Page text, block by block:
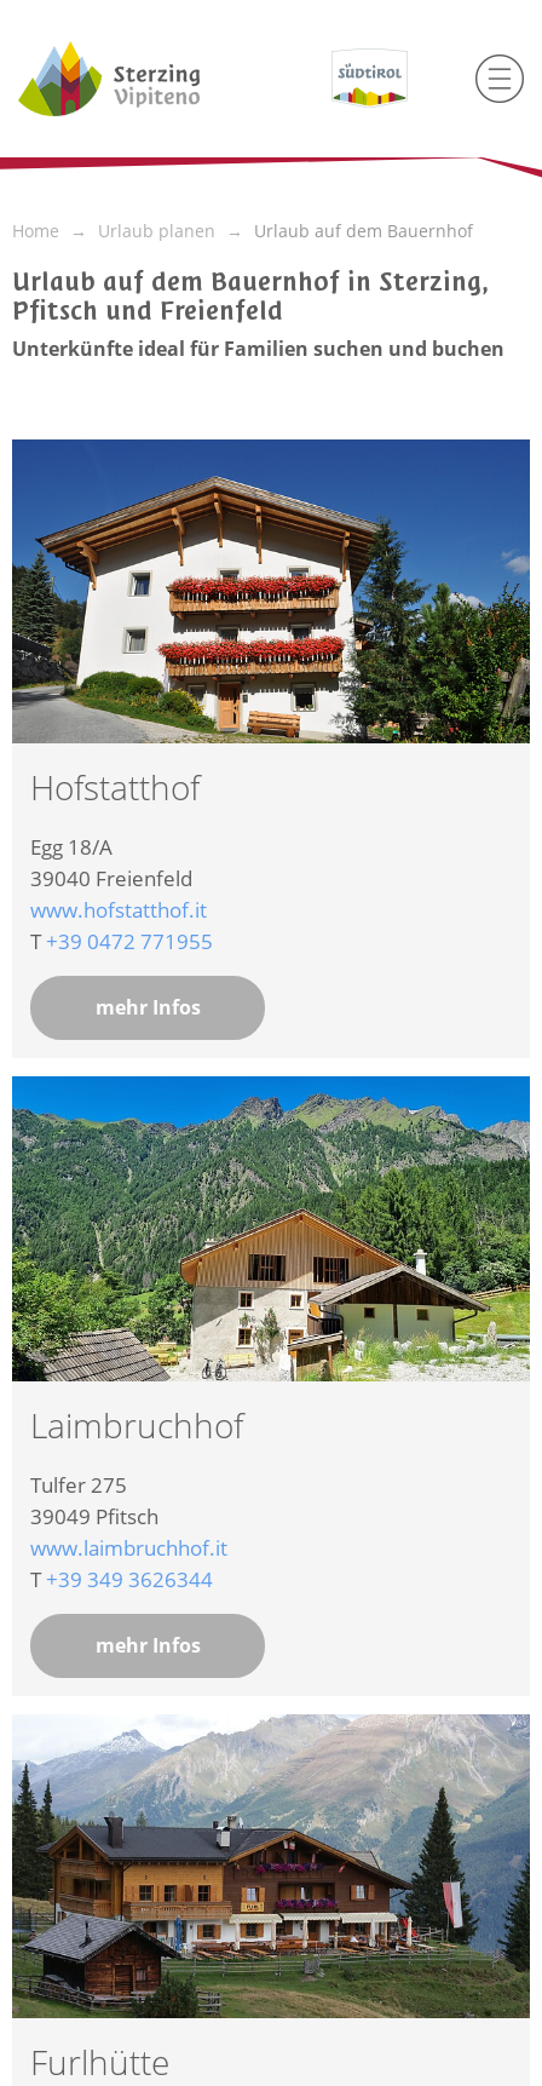
Home Urlaub planen Urlaub auf dem Bauernhof
Urlaub auf dem Bauernhof in Sterzing,
Pfitsch und Freienfeld
Unterkünfte ideal für Familien suchen und buchen
Hofstatthof
Egg 18/A
39040 Freienfeld
www.hofstatthof.it
T+39 0472 771955
mehr Infos
Laimbruchhof
Tulfer 275
39049 Pfitsch
www.laimbruchhof.it
T+39 349 3626344
mehr Infos
Furlhütte